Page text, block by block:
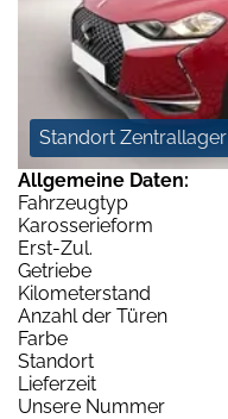
Standort Zentrallager
Allgemeine Daten:
Fahrzeugtyp
Karosserieform
Erst-Zul.
Getriebe
Kilometerstand
Anzahl der Türen
Farbe
Standort
Lieferzeit
Unsere Nummer